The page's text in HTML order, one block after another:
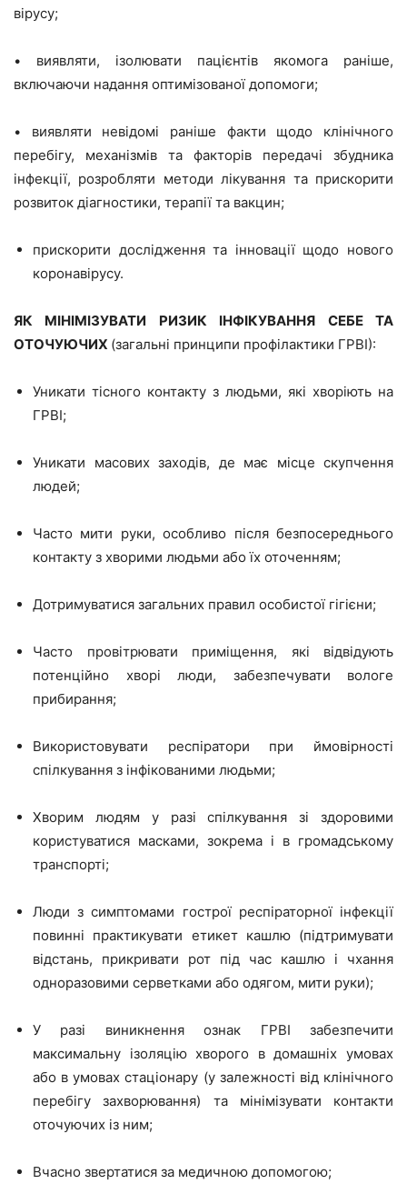
вірусу;
• виявляти, ізолювати пацієнтів якомога раніше,
включаючи надання оптимізованої допомоги;
• виявляти невідомі раніше факти щодо клінічного
перебігу, механізмів та факторів передачі збудника
інфекції, розробляти методи лікування та прискорити
розвиток діагностики, терапії та вакцин;
прискорити дослідження та інновації щодо нового
коронавірусу.
ЯК МІНІМІЗУВАТИ РИЗИК ІНФІКУВАННЯ СЕБЕ ТА
ОТОЧУЮЧИХ (загальні принципи профілактики ГРВІ):
Уникати тісного контакту з людьми, які хворіють на
ГРВІ;
Уникати масових заходів, де має місце скупчення
людей;
Часто мити руки, особливо після безпосереднього
контакту з хворими людьми або їх оточенням;
Дотримуватися загальних правил особистої гігієни;
Часто провітрювати приміщення, які відвідують
потенційно хворі люди, забезпечувати вологе
прибирання;
Використовувати респіратори при ймовірності
спілкування з інфікованими людьми;
Хворим людям у разі спілкування зі здоровими
користуватися масками, зокрема і в громадському
транспорті;
Люди з симптомами гострої респіраторної інфекції
повинні практикувати етикет кашлю (підтримувати
відстань, прикривати рот під час кашлю і чхання
одноразовими серветками або одягом, мити руки);
У разі виникнення ознак ГРВІ забезпечити
максимальну ізоляцію хворого в домашніх умовах
або в умовах стаціонару (у залежності від клінічного
перебігу захворювання) та мінімізувати контакти
оточуючих із ним;
Вчасно звертатися за медичною допомогою;